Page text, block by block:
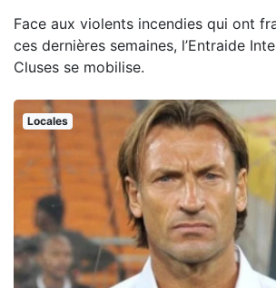
Face aux violents incendies qui ont
ces dernières semaines, l’Entraide
Cluses se mobilise.
Locales